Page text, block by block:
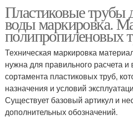
Пластиковые трубы
воды маркировка.
полипропиленовых
Техническая маркировка
нужна для правильного расчета
сортамента пластиковых труб,
назначения и условий
Существует базовый артикул и
дополнительных обозначений.